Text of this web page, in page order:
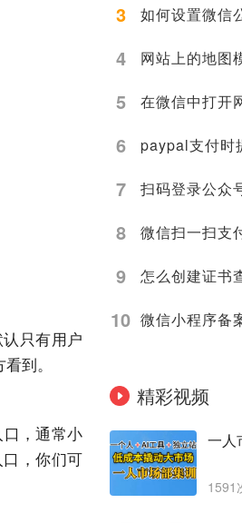
只有用户
到。
，通常小
，你们可
3 如何设置微信
4
5
6
7
8
9 怎么创建证书
10
精彩视频
一人
1591